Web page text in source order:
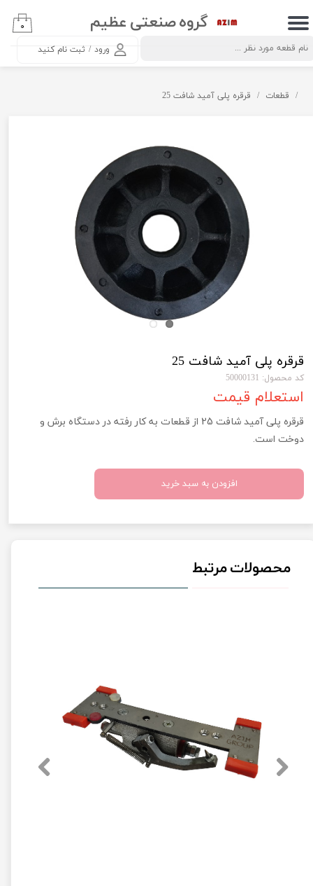
گروه صنعتی عظیم
ورود / ثبت نام کنید
حساب کاربری من
سفارشات
۰
قطعات قرقره پلی آمید شافت 25
قرقره پلی آمید شافت 25
کد محصول: 50000131
استعلام قیمت
قرقره پلی آمید شافت 25 از قطعات به کار رفته در دستگاه برش و
دوخت است.
افزودن به سبد خرید
محصولات مرتبط